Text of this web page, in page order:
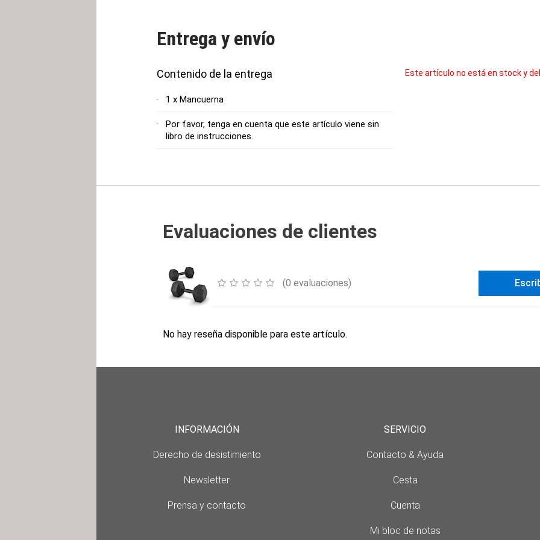
Entrega y envío
Contenido de la entrega
1 x Mancuerna
Por favor, tenga en cuenta que este artículo viene sin
libro de instrucciones.
Este artículo no está en stock y
Evaluaciones de clientes
(0 evaluaciones)
No hay reseña disponible para este artículo.
INFORMACIÓN
Derecho de desistimiento
Newsletter
Prensa y contacto
SERVICIO
Contacto & Ayuda
Cesta
Cuenta
Mi bloc de notas